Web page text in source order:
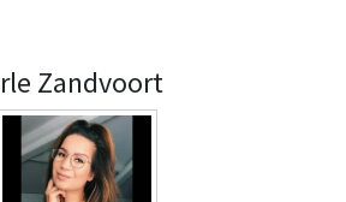
Zandvoort